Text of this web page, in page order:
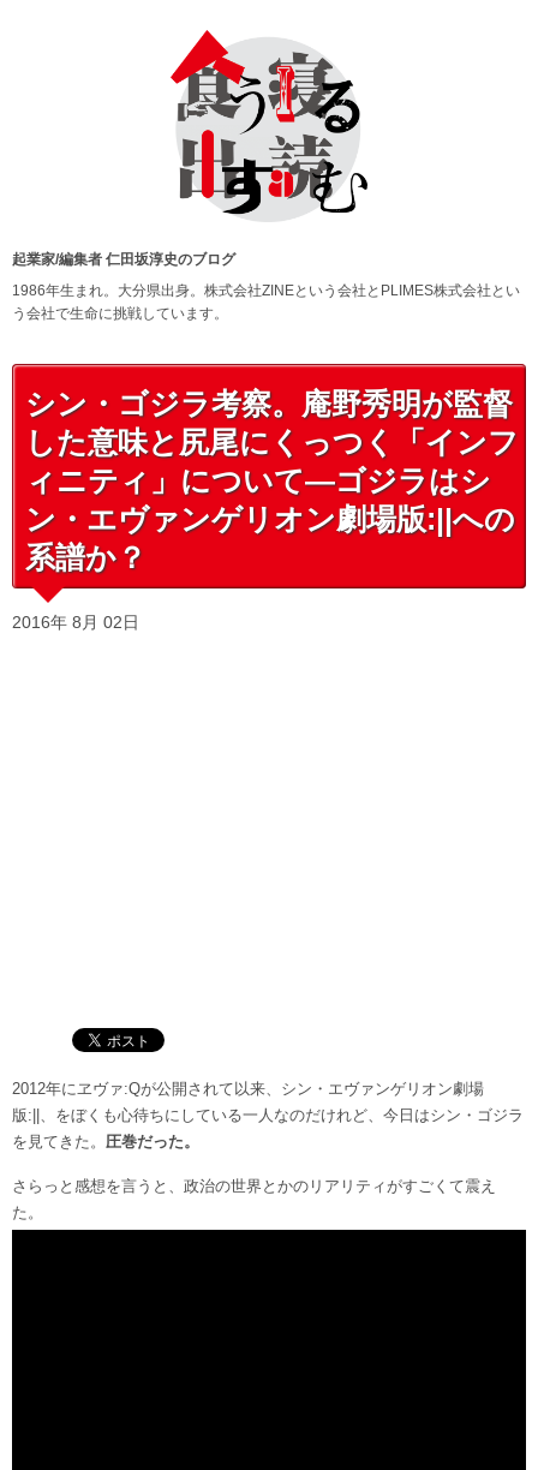
起業家/編集者 仁田坂淳史のブログ
1986年生まれ。大分県出身。株式会社ZINEという会社とPLIMES株式会社とい
う会社で生命に挑戦しています。
シン・ゴジラ考察。庵野秀明が監督
した意味と尻尾にくっつく「インフ
ィニティ」について—ゴジラはシ
ン・エヴァンゲリオン劇場版:||への
系譜か？
2016年 8月 02日
2012年にヱヴァ:Qが公開されて以来、シン・エヴァンゲリオン劇場
版:||、をぼくも心待ちにしている一人なのだけれど、今日はシン・ゴジラ
を見てきた。 圧巻だった。
さらっと感想を言うと、政治の世界とかのリアリティがすごくて震え
た。